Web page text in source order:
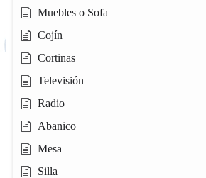
Muebles o Sofa
Cojín
Cortinas
Televisión
Radio
Abanico
Mesa
Silla